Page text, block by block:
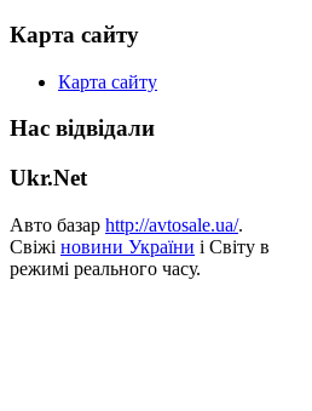
Карта сайту
Карта сайту
Нас відвідали
Ukr.Net
Авто базар http://avtosale.ua/.
Свіжі новини України і Світу в
режимі реального часу.